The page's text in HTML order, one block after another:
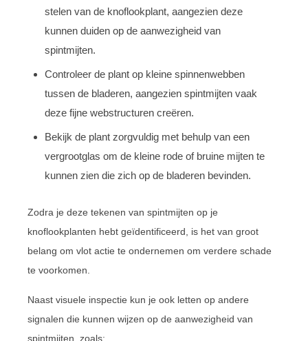
stelen van de knoflookplant, aangezien deze
kunnen duiden op de aanwezigheid van
spintmijten.
Controleer de plant op kleine spinnenwebben
tussen de bladeren, aangezien spintmijten vaak
deze fijne webstructuren creëren.
Bekijk de plant zorgvuldig met behulp van een
vergrootglas om de kleine rode of bruine mijten te
kunnen zien die zich op de bladeren bevinden.
Zodra je deze tekenen van spintmijten op je
knoflookplanten hebt geïdentificeerd, is het van groot
belang om vlot actie te ondernemen om verdere schade
te voorkomen.
Naast visuele inspectie kun je ook letten op andere
signalen die kunnen wijzen op de aanwezigheid van
spintmijten, zoals: